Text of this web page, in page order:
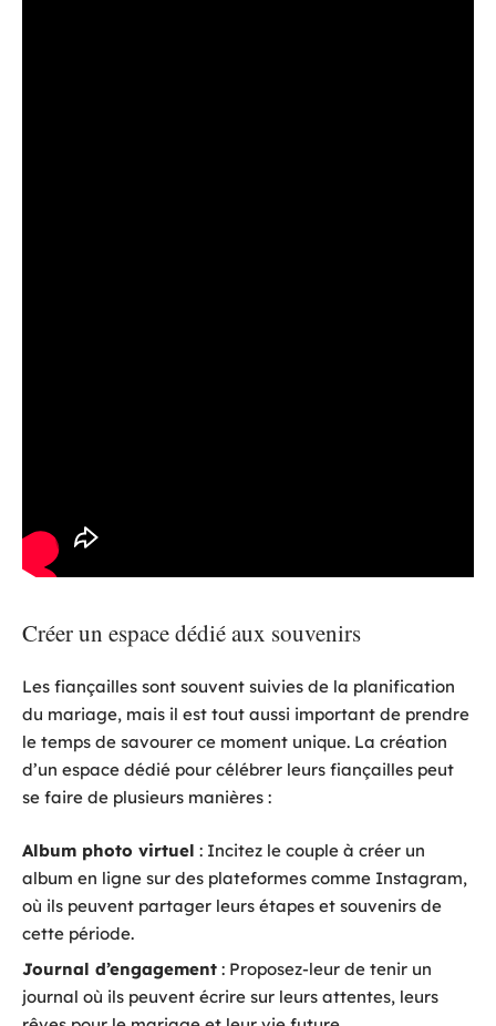
Créer un espace dédié aux souvenirs
Les fiançailles sont souvent suivies de la planification
du mariage, mais il est tout aussi important de prendre
le temps de savourer ce moment unique. La création
d’un espace dédié pour célébrer leurs fiançailles peut
se faire de plusieurs manières :
Album photo virtuel : Incitez le couple à créer un
album en ligne sur des plateformes comme Instagram,
où ils peuvent partager leurs étapes et souvenirs de
cette période.
Journal d’engagement : Proposez-leur de tenir un
journal où ils peuvent écrire sur leurs attentes, leurs